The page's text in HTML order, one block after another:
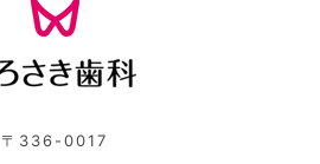
〒336-0017